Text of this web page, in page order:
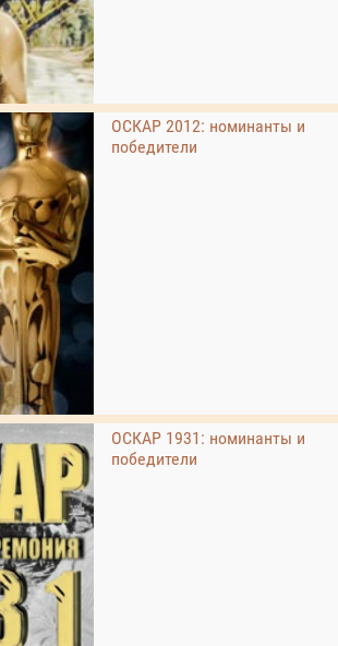
ОСКАР 2012: номинанты и
победители
ОСКАР 1931: номинанты и
победители